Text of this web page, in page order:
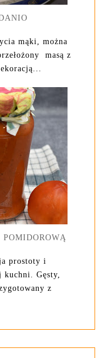
mąki, można
masą z
prostoty i
kuchni. Gęsty,
z